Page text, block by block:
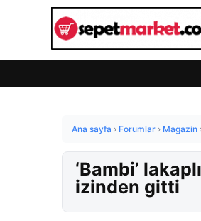
Ana sayfa › Forumlar › Magazin
‘Bambi’
izinden gitti